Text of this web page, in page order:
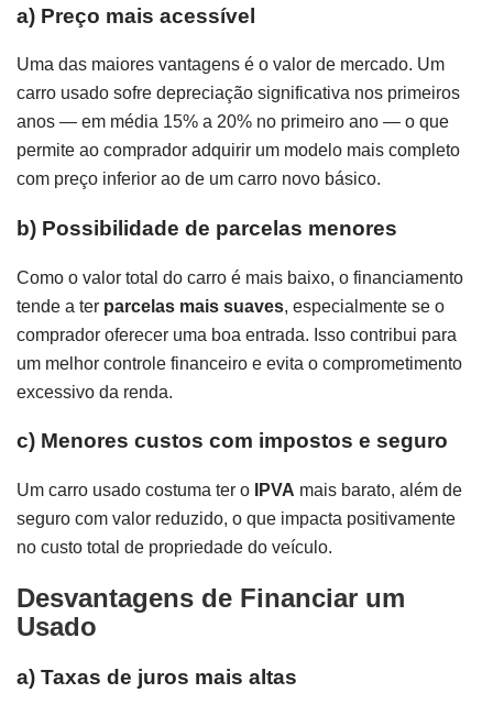
a) Preço mais acessível
Uma das maiores vantagens é o valor de mercado. Um
carro usado sofre depreciação significativa nos primeiros
anos — em média 15% a 20% no primeiro ano — o que
permite ao comprador adquirir um modelo mais completo
com preço inferior ao de um carro novo básico.
b) Possibilidade de parcelas menores
Como o valor total do carro é mais baixo, o financiamento
tende a ter parcelas mais suaves, especialmente se o
comprador oferecer uma boa entrada. Isso contribui para
um melhor controle financeiro e evita o comprometimento
excessivo da renda.
c) Menores custos com impostos e seguro
Um carro usado costuma ter o IPVA mais barato, além de
seguro com valor reduzido, o que impacta positivamente
no custo total de propriedade do veículo.
Desvantagens de Financiar um
Usado
a) Taxas de juros mais altas